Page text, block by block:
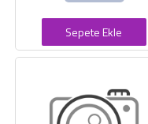
Sepete Ekle